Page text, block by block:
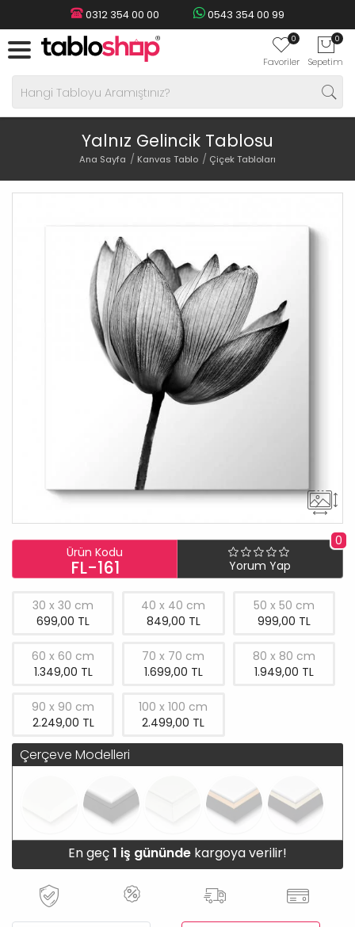
0312 354 00 00 0543 354 00 99
0
Favoriler
0
Sepetim
Yalnız Gelincik Tablosu
Ana Sayfa Kanvas Tablo Çiçek Tabloları
Ürün Kodu
FL-161
0
Yorum Yap
30 x 30 cm
699,00 TL
40 x 40 cm
849,00 TL
50 x 50 cm
999,00 TL
60 x 60 cm
1.349,00 TL
70 x 70 cm
1.699,00 TL
80 x 80 cm
1.949,00 TL
90 x 90 cm
2.249,00 TL
100 x 100 cm
2.499,00 TL
Çerçeve Modelleri
En geç1 iş gününde kargoya verilir!